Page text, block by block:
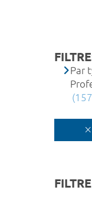
Par